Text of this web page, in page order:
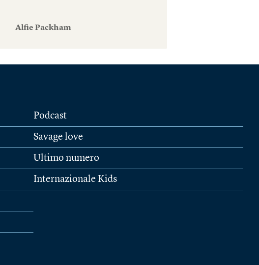
Alfie Packham
Podcast
Savage love
Ultimo numero
Internazionale Kids